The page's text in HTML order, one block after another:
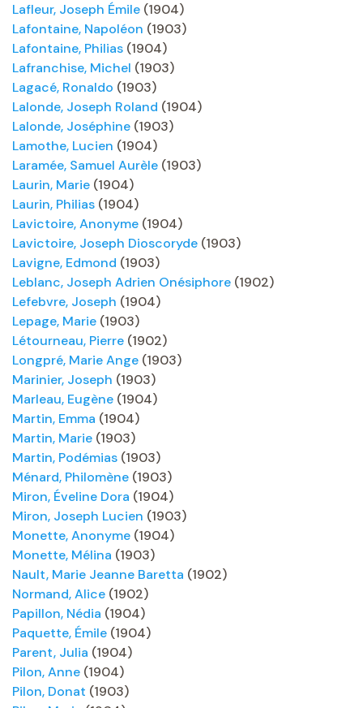
Lafleur, Joseph Émile (1904)
Lafontaine, Napoléon (1903)
Lafontaine, Philias (1904)
Lafranchise, Michel (1903)
Lagacé, Ronaldo (1903)
Lalonde, Joseph Roland (1904)
Lalonde, Joséphine (1903)
Lamothe, Lucien (1904)
Laramée, Samuel Aurèle (1903)
Laurin, Marie (1904)
Laurin, Philias (1904)
Lavictoire, Anonyme (1904)
Lavictoire, Joseph Dioscoryde (1903)
Lavigne, Edmond (1903)
Leblanc, Joseph Adrien Onésiphore (1902)
Lefebvre, Joseph (1904)
Lepage, Marie (1903)
Létourneau, Pierre (1902)
Longpré, Marie Ange (1903)
Marinier, Joseph (1903)
Marleau, Eugène (1904)
Martin, Emma (1904)
Martin, Marie (1903)
Martin, Podémias (1903)
Ménard, Philomène (1903)
Miron, Éveline Dora (1904)
Miron, Joseph Lucien (1903)
Monette, Anonyme (1904)
Monette, Mélina (1903)
Nault, Marie Jeanne Baretta (1902)
Normand, Alice (1902)
Papillon, Nédia (1904)
Paquette, Émile (1904)
Parent, Julia (1904)
Pilon, Anne (1904)
Pilon, Donat (1903)